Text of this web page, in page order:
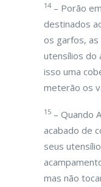
14 – Porão
destinados
os garfos, as
utensílios do
isso uma
meterão os
15 – Quando
acabado de
seus
mas não